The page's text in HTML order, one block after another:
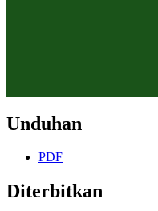
Unduhan
PDF
Diterbitkan